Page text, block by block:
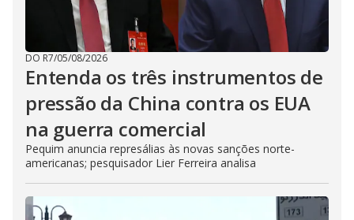
DO R7/05/08/2026
Entenda os três instrumentos de
pressão da China contra os EUA
na guerra comercial
Pequim anuncia represálias às novas sanções norte-
americanas; pesquisador Lier Ferreira analisa